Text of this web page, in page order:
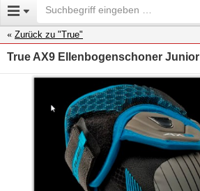
Zurück zu "True"
True AX9 Ellenbogenschoner Junior